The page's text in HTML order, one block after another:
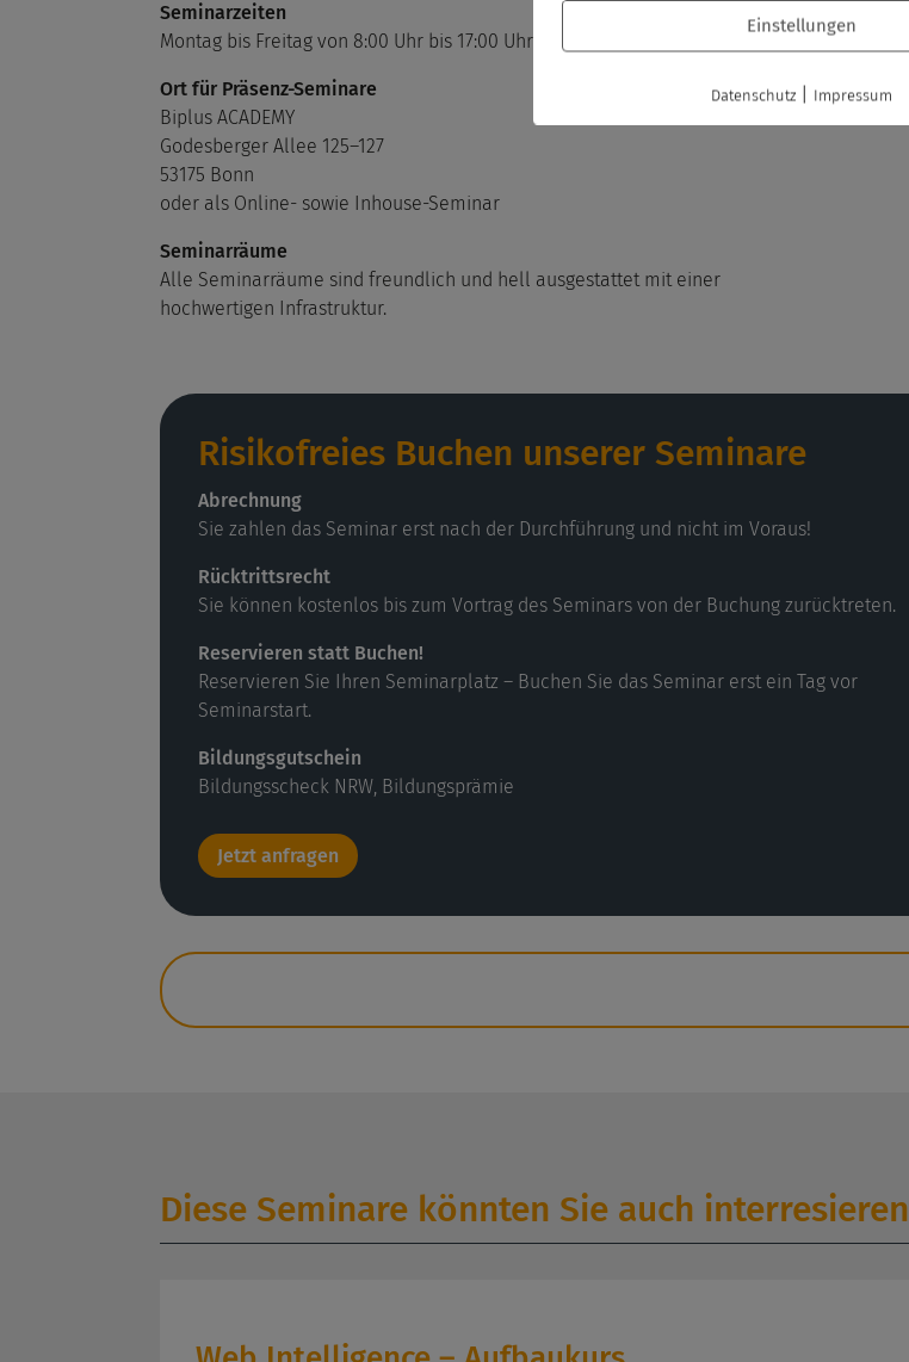
Seminarzeiten
Montag bis Freitag von 8:00 Uhr bis 17:00 Uhr
Ort für Präsenz-Seminare
Biplus ACADEMY
Godesberger Allee 125–127
53175 Bonn
oder als Online- sowie Inhouse-Seminar
Seminarräume
Alle Seminarräume sind freundlich und hell ausgestattet mit einer
hochwertigen Infrastruktur.
Risikofreies Buchen unserer Seminare
Abrechnung
Sie zahlen das Seminar erst nach der Durchführung und nicht im Voraus!
Rücktrittsrecht
Sie können kostenlos bis zum Vortrag des Seminars von der Buchung zurücktreten.
Reservieren statt Buchen!
Reservieren Sie Ihren Seminarplatz – Buchen Sie das Seminar erst ein Tag vor
Seminarstart.
Bildungsgutschein
Bildungsscheck NRW, Bildungsprämie
Jetzt anfragen
Diese Seminare könnten Sie auch interresieren
Einstellungen
Datenschutz Impressum